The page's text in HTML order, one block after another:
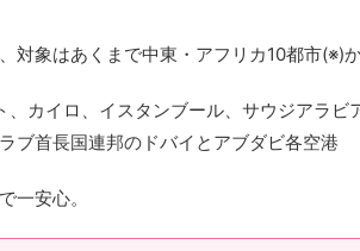
対象はあくまで中東・アフリカ10都市(※)か
、カイロ、イスタンブール、サウジアラビ
ブ首長国連邦のドバイとアブダビ各空港
一安心。